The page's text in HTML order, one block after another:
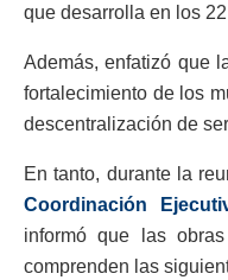
que desarrolla en los
Además, enfatizó que
fortalecimiento de los
descentralización de
En tanto, durante la
Coordinación
informó que las
comprenden las